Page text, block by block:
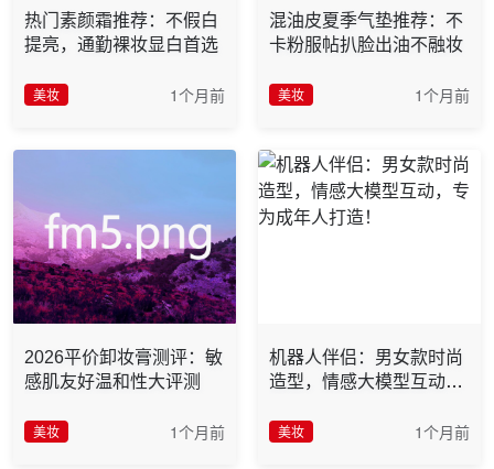
热门素颜霜推荐：不假白
提亮，通勤裸妆显白首选
美妆 1个月前
混油皮夏季气垫推荐：不
卡粉服帖扒脸出油不融妆
美妆 1个月前
2026平价卸妆膏测评：敏
感肌友好温和性大评测
美妆 1个月前
机器人伴侣：男女款时尚
造型，情感大模型互动，
美妆
1个月前